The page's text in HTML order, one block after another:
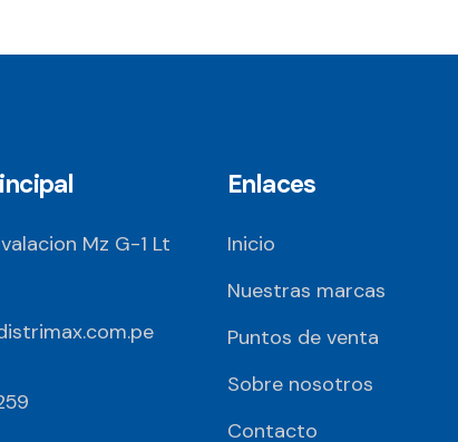
Mz G-1 Lt
Enlaces
Inicio
Nuestras marcas
Puntos de venta
Sobre nosotros
Contacto